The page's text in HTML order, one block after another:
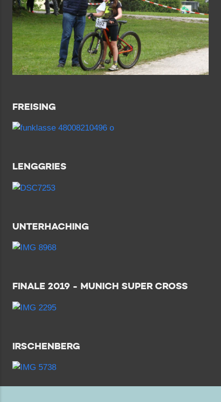
FREISING
LENGGRIES
UNTERHACHING
FINALE 2019 - MUNICH SUPER CROSS
IRSCHENBERG